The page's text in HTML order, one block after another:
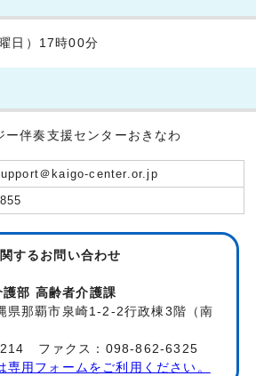
日）17時00分
ー伴奏支援センターおきなわ
＠kaigo-center.or.jp
する お問い合わせ
部 高齢者介護課
那覇市泉崎1-2-2行政棟3階（南
ファクス：098-862-6325
専用フォームをご利用ください。